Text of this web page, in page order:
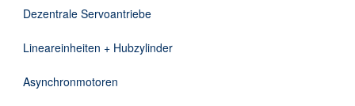
Dezentrale Servoantriebe
Lineareinheiten + Hubzylinder
Asynchronmotoren